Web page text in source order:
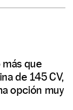
que
de 145 CV,
opción muy